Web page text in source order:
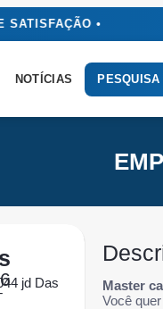
•
NOTÍCIAS PESQUISA
jd Das
Master
Você